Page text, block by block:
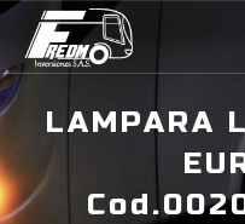
LAMPARA